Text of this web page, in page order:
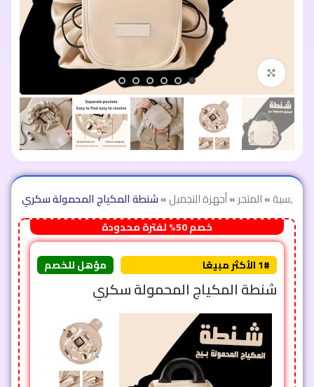
اضغط للتكبير
الرئيسية»المتجر»أجهزة التجميل»شنطة المكياج المحمولة سكري
خصم 50% لفترة محدودة
1# الأكثر مبيعًا مؤهل للخصم
شنطة المكياج المحمولة سكري